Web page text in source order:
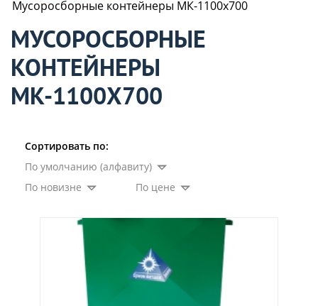
Мусоросборные контейнеры МК-1100х700
МУСОРОСБОРНЫЕ
КОНТЕЙНЕРЫ
МК-1100Х700
Сортировать по:
По умолчанию (алфавиту)
По новизне
По цене